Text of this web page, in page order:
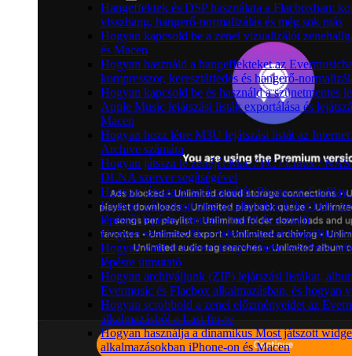
Hangeffektek és DSP használata a Flacboxban:
visszhang, hangerő-normalizálás és még sok más
Hogyan kapcsold be a zenei vizualizálót
és Macen
Hogyan használd a hangeffekteket az
kompresszor, keresztátfedés és hangerő-
Hogyan kapcsold be és használd a szünetmentes
Apple Music lejátszási listák exportálása és
Macen
Hogyan hozz létre M3U lejátszási listát az
Archive számára
Hogyan játssza le zenéjét Mac / PC / Linux /
DLNA szerver segítségével
Hogyan játssza le saját zenéjét iPhone-on CarPlay
Hogyan változtasd meg az albumborítókat helyi
lépésről lépésre útmutató (mobil és asztali)
Hogyan szerkesszük a dalszövegeket
Hogyan vidd át a zenei könyvtáradat eszközök
lépésre útmutató
Hogyan archiváljunk (ZIP) lejátszási listákat,
Evermusic és Flacbox alkalmazásban, és hogyan
Hogyan scrobbold a zenei előzményeidet az
alkalmazásból a Last.fm-re
Hogyan használja a dinamikus Most játszott
alkalmazásokban iPhone-on és Macen